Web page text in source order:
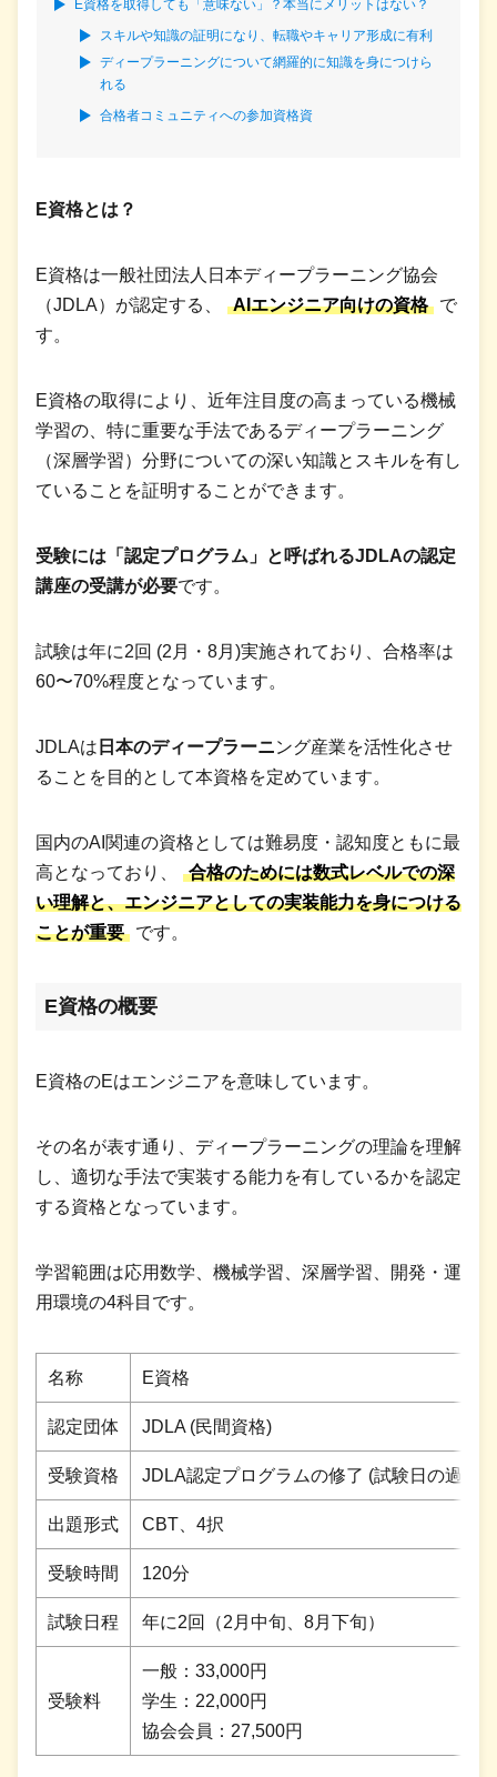
E資格を取得しても「意味ない」？本当にメリットはない？
スキルや知識の証明になり、転職やキャリア形成に有利
ディープラーニングについて網羅的に知識を身につけら
れる
合格者コミュニティへの参加資格資
E資格とは？
E資格は一般社団法人日本ディープラーニング協会
（JDLA）が認定する、
AIエンジニア向けの資格
で
す。
E資格の取得により、近年注目度の高まっている機械
学習の、特に重要な手法であるディープラーニング
（深層学習）分野についての深い知識とスキルを有し
ていることを証明することができます。
受験には「認定プログラム」と呼ばれるJDLAの認定
講座の受講が必要です。
試験は年に2回 (2月・8月)実施されており、合格率は
60〜70%程度となっています。
JDLAは 日本のディープラーニング産業を活性化させ
ることを目的として本資格を定めています。
国内のAI関連の資格としては難易度・認知度ともに最
高となっており、
合格のためには数式レベルでの深
い理解と、エンジニアとしての実装能力を身につける
ことが重要
です。
E資格の概要
E資格のEはエンジニアを意味しています。
その名が表す通り、ディープラーニングの理論を理解
し、適切な手法で実装する能力を有しているかを認定
する資格となっています。
学習範囲は応用数学、機械学習、深層学習、開発・運
用環境の4科目です。
名称 E資格
認定団体 JDLA (民間資格)
受験資格 JDLA認定プログラムの修了 (試験日の過去2
出題形式 CBT、4択
受験時間 120分
試験日程 年に2回（2月中旬、8月下旬）
受験料
一般：33,000円
学生：22,000円
協会会員：27,500円